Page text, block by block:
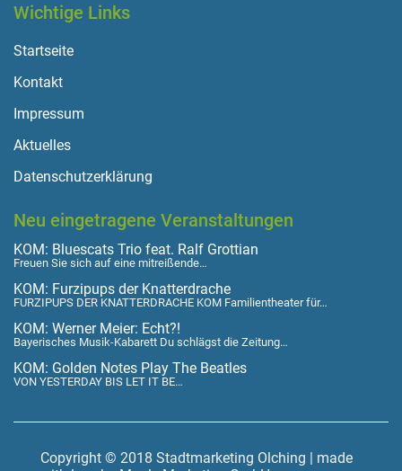
Wichtige Links
Startseite
Kontakt
Impressum
Aktuelles
Datenschutzerklärung
Neu eingetragene Veranstaltungen
KOM: Bluescats Trio feat. Ralf Grottian
Freuen Sie sich auf eine mitreißende…
KOM: Furzipups der Knatterdrache
FURZIPUPS DER KNATTERDRACHE KOM Familientheater für…
KOM: Werner Meier: Echt?!
Bayerisches Musik-Kabarett Du schlägst die Zeitung…
KOM: Golden Notes Play The Beatles
VON YESTERDAY BIS LET IT BE…
Copyright © 2018 Stadtmarketing Olching | made